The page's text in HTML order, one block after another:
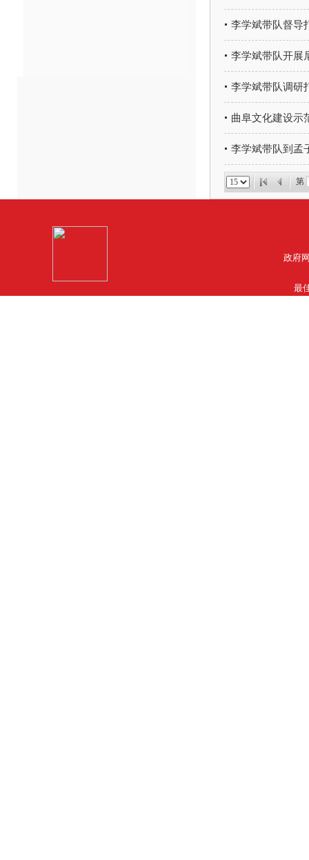
李学斌带队督导
李学斌带队开展
李学斌带队调研
曲阜文化建设示
李学斌带队到孟
第
政府
最